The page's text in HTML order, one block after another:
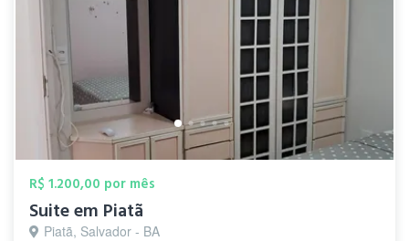
R$ 1.200,00 por mês
Suite em Piatã
Piatã, Salvador - BA